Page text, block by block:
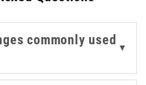
withLuer Lock,Luer Slip,
for seamless integration
We also offer 5ml
attached needles to suit
commonly used
▼